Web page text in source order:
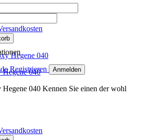
Hegene 040
040 Kennen Sie einen der wohl
Registrieren Anmelden